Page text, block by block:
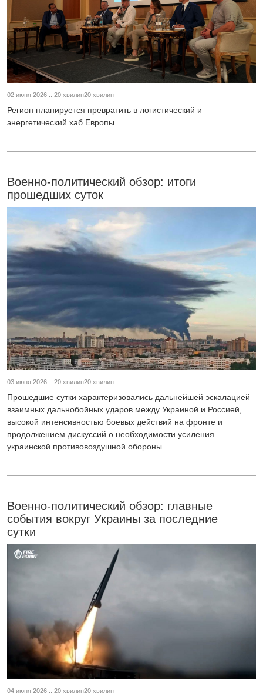
02 июня 2026 :: 20 хвилин20 хвилин
Регион планируется превратить в логистический и
энергетический хаб Европы.
Военно-политический обзор: итоги
прошедших суток
03 июня 2026 :: 20 хвилин20 хвилин
Прошедшие сутки характеризовались дальнейшей эскалацией
взаимных дальнобойных ударов между Украиной и Россией,
высокой интенсивностью боевых действий на фронте и
продолжением дискуссий о необходимости усиления
украинской противовоздушной обороны.
Военно-политический обзор: главные
события вокруг Украины за последние
сутки
04 июня 2026 :: 20 хвилин20 хвилин